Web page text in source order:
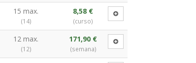
15 max.
(14)
8,58 €
(curso)
12 max.
(12)
171,90 €
(semana)